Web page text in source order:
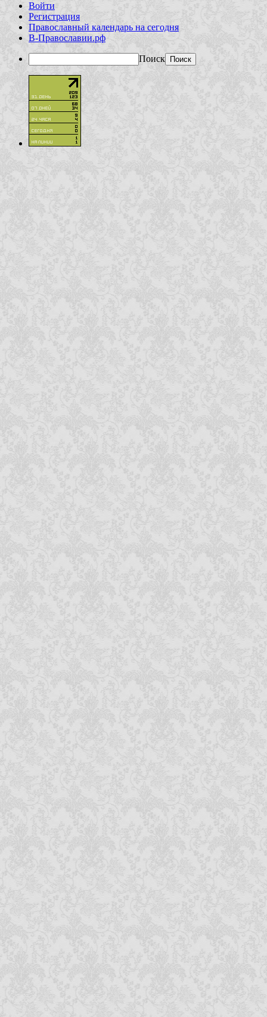
Войти
Регистрация
Православный календарь на сегодня
В-Православии.рф
Поиск